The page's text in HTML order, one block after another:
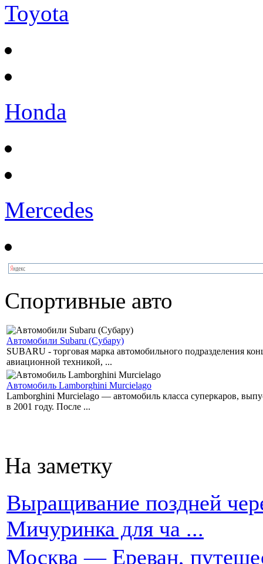
Toyota
Honda
Mercedes
Спортивные авто
Автомобили Subaru (Субару)
SUBARU - торговая марка автомобильного подразделения
авиационной техникой, ...
Автомобиль Lamborghini Murcielago
Lamborghini Murcielago — автомобиль класса суперкаров,
в 2001 году. После ...
На заметку
Выращивание поздней
Мичуринка для ча ...
Москва — Ереван,